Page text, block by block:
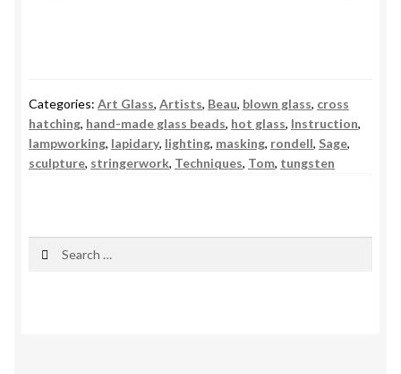
Categories: Art Glass, Artists, Beau, blown glass, cross
hatching, hand-made glass beads, hot glass, Instruction,
lampworking, lapidary, lighting, masking, rondell, Sage,
sculpture, stringerwork, Techniques, Tom, tungsten